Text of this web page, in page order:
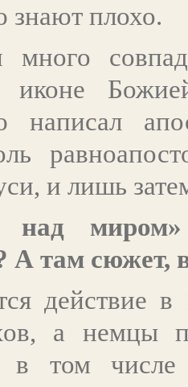
знают плохо.
иконе
написал
и лишь
миром»
А там сюжет,
действие в
а немцы
в том числе